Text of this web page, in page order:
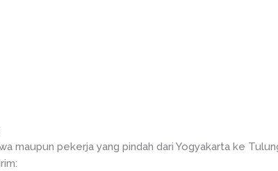
maupun pekerja yang pindah dari Yogyakarta ke